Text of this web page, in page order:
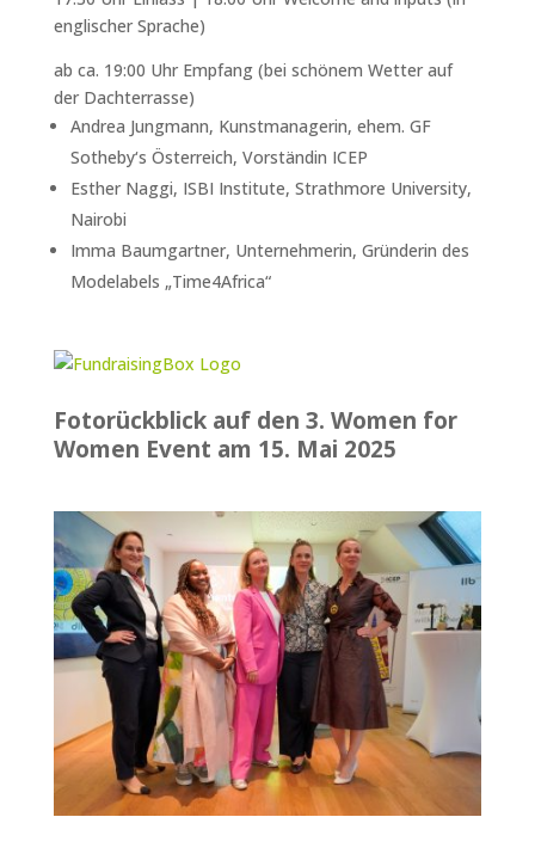
englischer Sprache)
ab ca. 19:00 Uhr Empfang (bei schönem Wetter auf
der Dachterrasse)
Andrea Jungmann, Kunstmanagerin, ehem. GF
Sotheby‘s Österreich, Vorständin ICEP
Esther Naggi, ISBI Institute, Strathmore University,
Nairobi
Imma Baumgartner, Unternehmerin, Gründerin des
Modelabels „Time4Africa“
Fotorückblick auf den 3. Women for
Women Event am 15. Mai 2025